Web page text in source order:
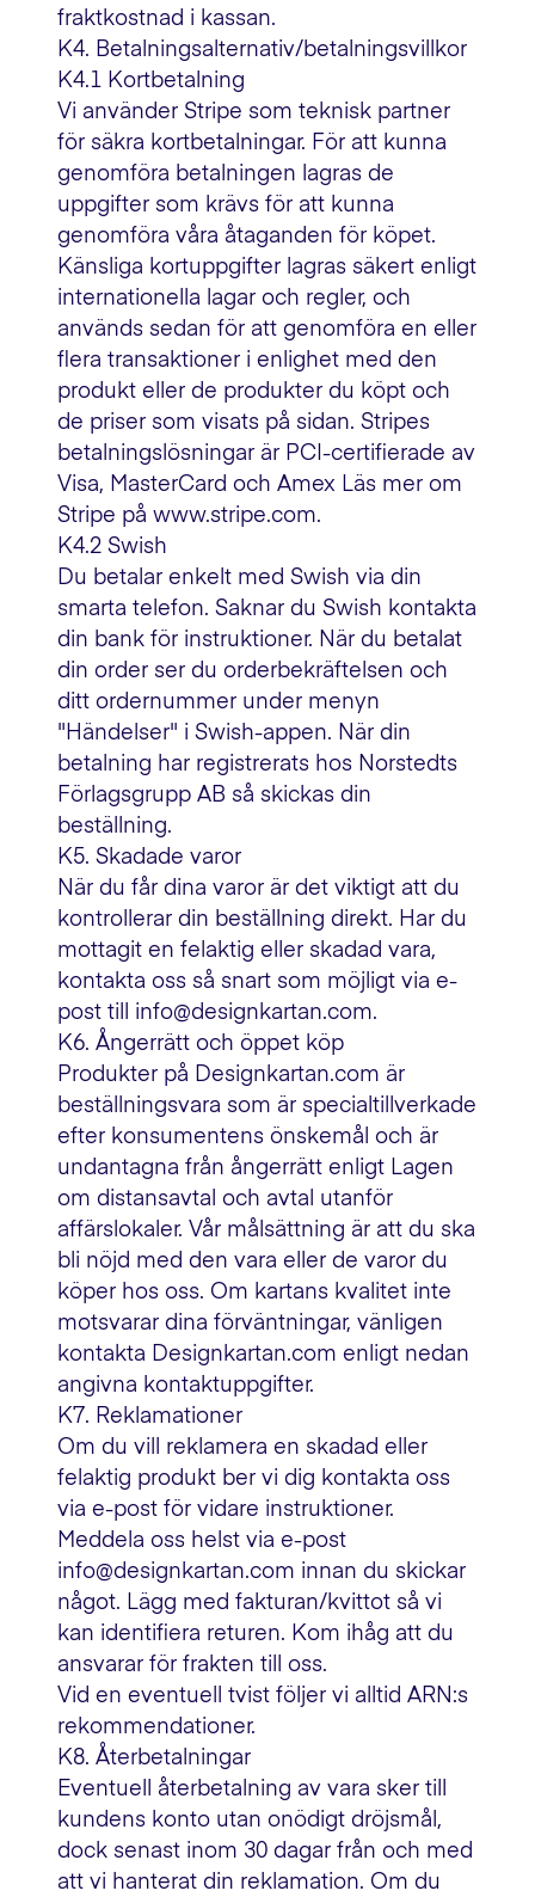
fraktkostnad i kassan.
K4. Betalningsalternativ/betalningsvillkor
K4.1 Kortbetalning
Vi använder Stripe som teknisk partner
för säkra kortbetalningar. För att kunna
genomföra betalningen lagras de
uppgifter som krävs för att kunna
genomföra våra åtaganden för köpet.
Känsliga kortuppgifter lagras säkert enligt
internationella lagar och regler, och
används sedan för att genomföra en eller
flera transaktioner i enlighet med den
produkt eller de produkter du köpt och
de priser som visats på sidan. Stripes
betalningslösningar är PCI-certifierade av
Visa, MasterCard och Amex Läs mer om
Stripe på www.stripe.com.
K4.2 Swish
Du betalar enkelt med Swish via din
smarta telefon. Saknar du Swish kontakta
din bank för instruktioner. När du betalat
din order ser du orderbekräftelsen och
ditt ordernummer under menyn
"Händelser" i Swish-appen. När din
betalning har registrerats hos Norstedts
Förlagsgrupp AB så skickas din
beställning.
K5. Skadade varor
När du får dina varor är det viktigt att du
kontrollerar din beställning direkt. Har du
mottagit en felaktig eller skadad vara,
kontakta oss så snart som möjligt via e-
post till info@designkartan.com.
K6. Ångerrätt och öppet köp
Produkter på Designkartan.com är
beställningsvara som är specialtillverkade
efter konsumentens önskemål och är
undantagna från ångerrätt enligt Lagen
om distansavtal och avtal utanför
affärslokaler. Vår målsättning är att du ska
bli nöjd med den vara eller de varor du
köper hos oss. Om kartans kvalitet inte
motsvarar dina förväntningar, vänligen
kontakta Designkartan.com enligt nedan
angivna kontaktuppgifter.
K7. Reklamationer
Om du vill reklamera en skadad eller
felaktig produkt ber vi dig kontakta oss
via e-post för vidare instruktioner.
Meddela oss helst via e-post
info@designkartan.com innan du skickar
något. Lägg med fakturan/kvittot så vi
kan identifiera returen. Kom ihåg att du
ansvarar för frakten till oss.
Vid en eventuell tvist följer vi alltid ARN:s
rekommendationer.
K8. Återbetalningar
Eventuell återbetalning av vara sker till
kundens konto utan onödigt dröjsmål,
dock senast inom 30 dagar från och med
att vi hanterat din reklamation. Om du